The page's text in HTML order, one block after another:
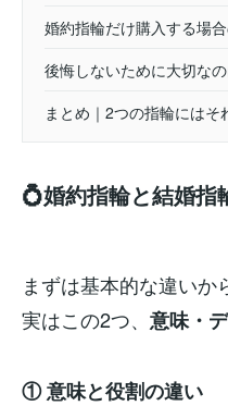
婚約指輪だけ購入する場
後悔しないために大切な
まとめ｜2つの指輪にはそ
💍婚約指輪と結婚指
まずは基本的な違いか
実はこの2つ、 意味・
① 意味と役割の違い